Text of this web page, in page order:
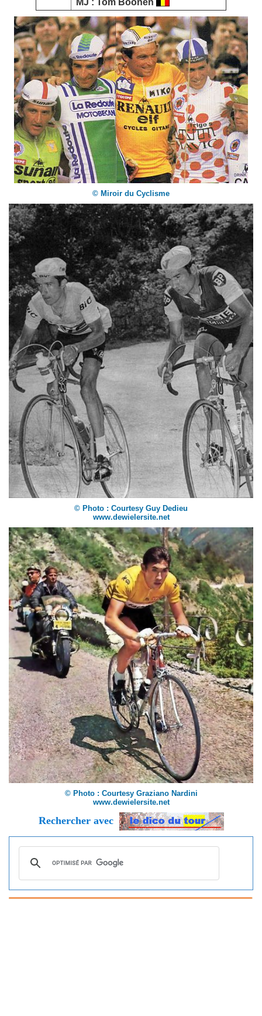
MJ : Tom Boonen
© Miroir du Cyclisme
© Photo : Courtesy Guy Dedieu
www.dewielersite.net
© Photo : Courtesy Graziano Nardini
www.dewielersite.net
Rechercher avec